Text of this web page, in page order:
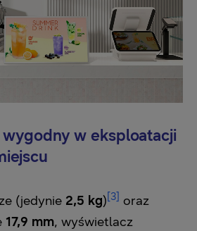
wygodny w eksploatacji
(jedynie 2,5 kg) [3] oraz
17,9 mm, wyświetlacz